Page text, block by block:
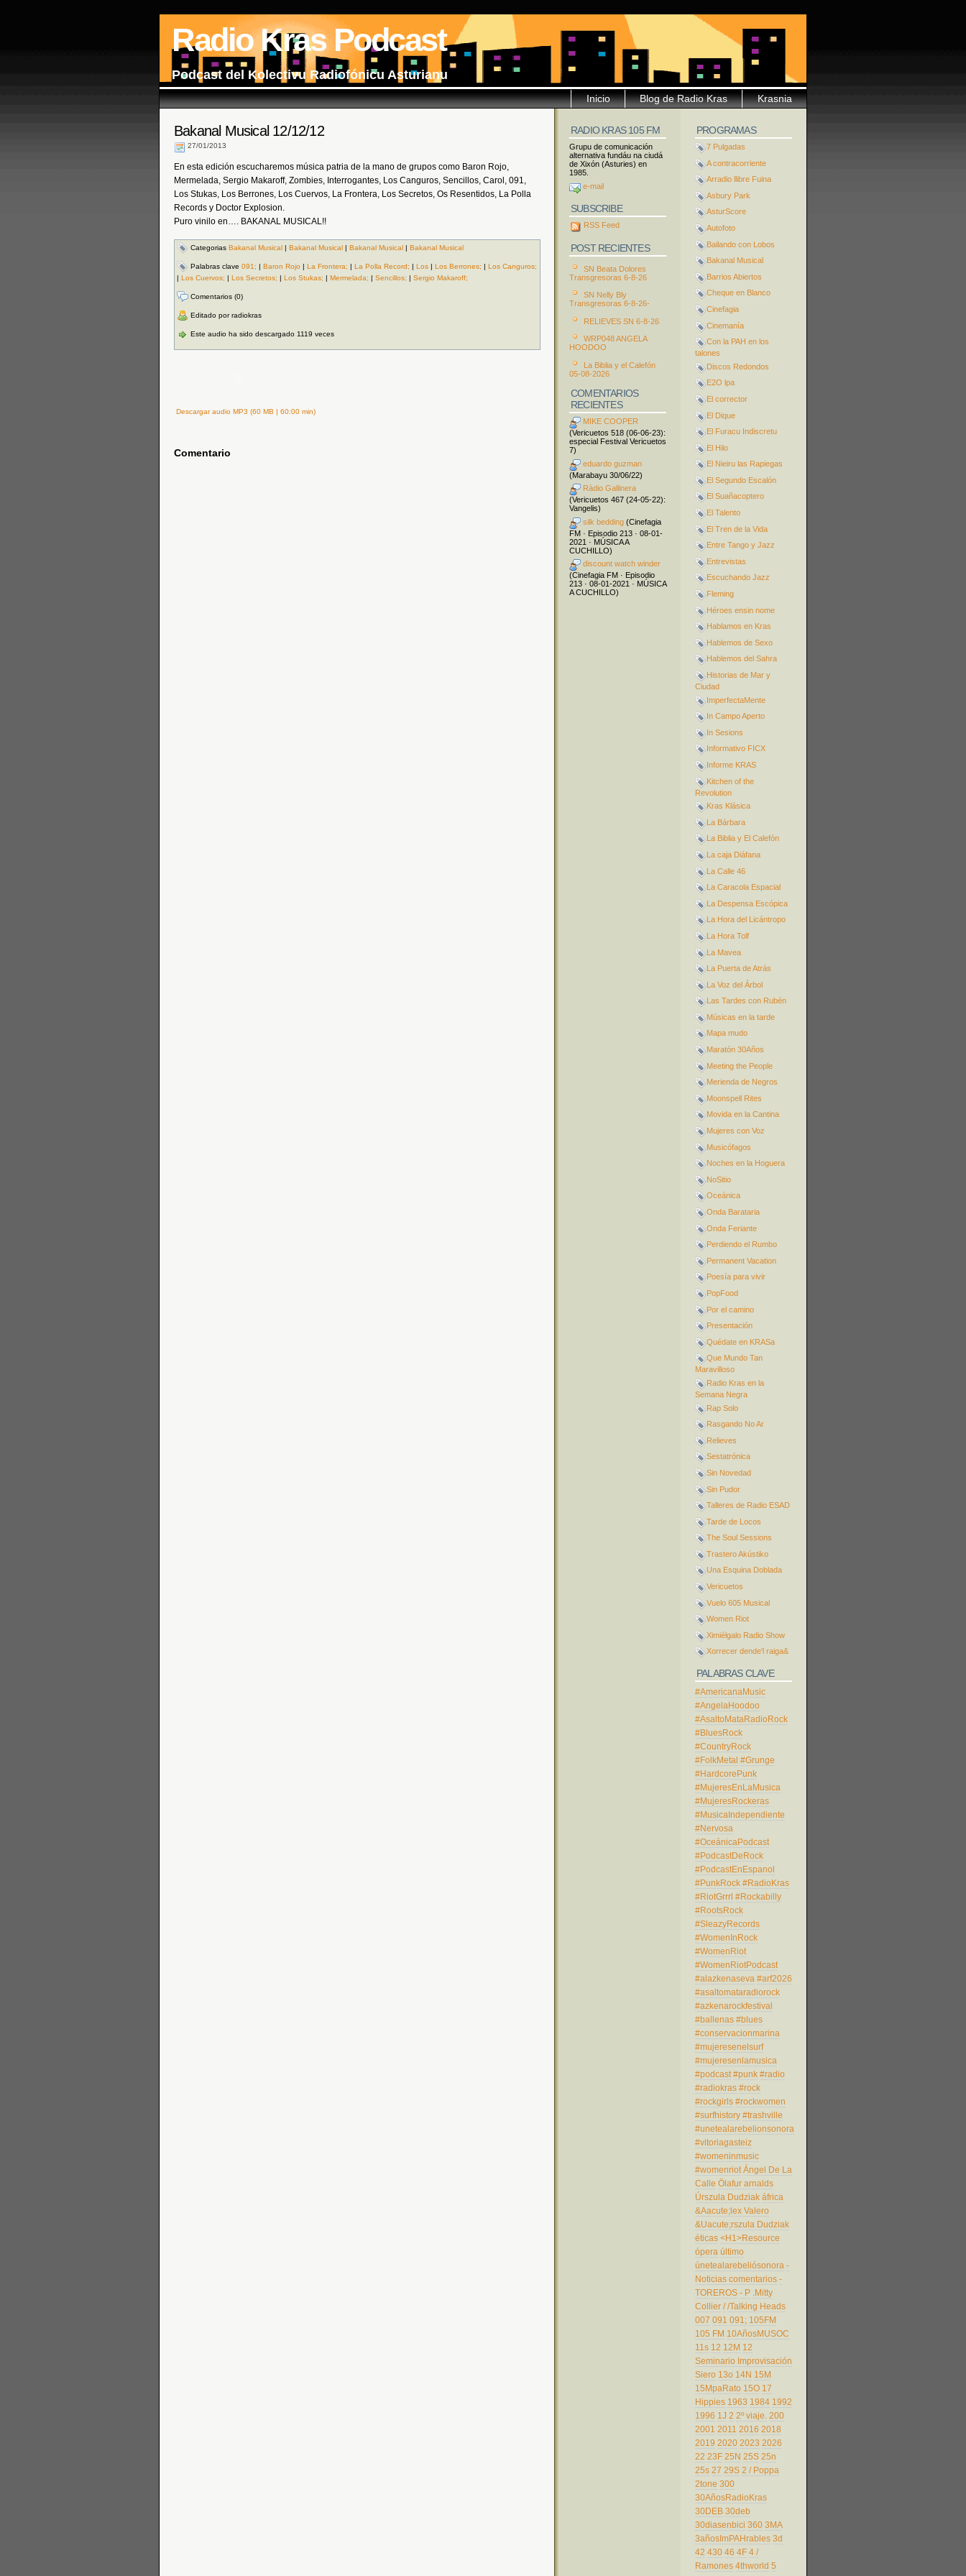
Radio Kras Podcast
Podcast del Kolectivu Radiofónicu Asturianu
Krasnia
Blog de Radio Kras
Inicio
Bakanal Musical 12/12/12
27/01/2013
En esta edición escucharemos música patria de la mano de grupos como Baron Rojo,
Mermelada, Sergio Makaroff, Zombies, Interrogantes, Los Canguros, Sencillos, Carol, 091,
Los Stukas, Los Berrones, Los Cuervos, La Frontera, Los Secretos, Os Resentidos, La Polla
Records y Doctor Explosion.
Puro vinilo en…. BAKANAL MUSICAL!!
Categorias Bakanal Musical | Bakanal Musical | Bakanal Musical | Bakanal Musical
Palabras clave 091; | Baron Rojo | La Frontera; | La Polla Record; | Los | Los Berrones; | Los Canguros;
| Los Cuervos; | Los Secretos; | Los Stukas; | Mermelada; | Sencillos; | Sergio Makaroff;
Comentarios (0)
Editado por radiokras
Este audio ha sido descargado 1119 veces
Descargar audio MP3 (60 MB | 60:00 min)
Comentario
PROGRAMAS
7 Pulgadas
A contracorriente
Arradio llibre Fuina
Asbury Park
AsturScore
Autofoto
Bailando con Lobos
Bakanal Musical
Barrios Abiertos
Cheque en Blanco
Cinefagia
Cinemanía
Con la PAH en los
talones
Discos Redondos
E2O lpa
El corrector
El Dique
El Furacu Indiscretu
El Hilo
El Nieiru las Rapiegas
El Segundo Escalón
El Suañacoptero
El Talento
El Tren de la Vida
Entre Tango y Jazz
Entrevistas
Escuchando Jazz
Fleming
Héroes ensin nome
Hablamos en Kras
Hablemos de Sexo
Hablemos del Sahra
Historias de Mar y
Ciudad
ImperfectaMente
In Campo Aperto
In Sesions
Informativo FICX
Informe KRAS
Kitchen of the
Revolution
Kras Klásica
La Bárbara
La Biblia y El Calefón
La caja Diáfana
La Calle 46
La Caracola Espacial
La Despensa Escópica
La Hora del Licántropo
La Hora Tolf
La Mavea
La Puerta de Atrás
La Voz del Árbol
Las Tardes con Rubén
Músicas en la tarde
Mapa mudo
Maratón 30Años
Meeting the People
Merienda de Negros
Moonspell Rites
Movida en la Cantina
Mujeres con Voz
Musicófagos
Noches en la Hoguera
NoSitio
Oceánica
Onda Barataria
Onda Feriante
Perdiendo el Rumbo
Permanent Vacation
Poesía para vivir
PopFood
Por el camino
Presentación
Quédate en KRASa
Que Mundo Tan
Maravilloso
Radio Kras en la
Semana Negra
Rap Solo
Rasgando No Ar
Relieves
Sestatrónica
Sin Novedad
Sin Pudor
Talleres de Radio ESAD
Tarde de Locos
The Soul Sessions
Trastero Akústiko
Una Esquina Doblada
Vericuetos
Vuelo 605 Musical
Women Riot
Ximiélgalo Radio Show
Xorrecer dende'l raiga&
PALABRAS CLAVE
#AmericanaMusic
#AngelaHoodoo
#AsaltoMataRadioRock
#BluesRock
#CountryRock
#FolkMetal #Grunge
#HardcorePunk
#MujeresEnLaMusica
#MujeresRockeras
#MusicaIndependiente
#Nervosa
#OceánicaPodcast
#PodcastDeRock
#PodcastEnEspanol
#PunkRock #RadioKras
#RiotGrrrl #Rockabilly
#RootsRock
#SleazyRecords
#WomenInRock
#WomenRiot
#WomenRiotPodcast
#alazkenaseva #arf2026
#asaltomataradiorock
#azkenarockfestival
#ballenas #blues
#conservacionmarina
#mujeresenelsurf
#mujeresenlamusica
#podcast #punk #radio
#radiokras #rock
#rockgirls #rockwomen
#surfhistory #trashville
#unetealarebelionsonora
#vitoriagasteiz
#womeninmusic
#womenriot Ángel De La
Calle Ölafur arnalds
Úrszula Dudziak áfrica
&Aacute;lex Valero
&Uacute;rszula Dudziak
éticas <H1>Resource
ópera último
únetealarebeliósonora -
Noticias comentarios -
TOREROS - P .Mitty
Collier / /Talking Heads
007 091 091; 105FM
105 FM 10AñosMUSOC
11s 12 12M 12
Seminario Improvisación
Siero 13o 14N 15M
15MpaRato 15O 17
Hippies 1963 1984 1992
1996 1J 2 2º viaje. 200
2001 2011 2016 2018
2019 2020 2023 2026
22 23F 25N 25S 25n
25s 27 29S 2 / Poppa
2tone 300
30AñosRadioKras
30DEB 30deb
30diasenbici 360 3MA
3añosImPAHrables 3d
42 430 46 4F 4 /
Ramones 4thworld 5
RADIO KRAS 105 FM
Grupu de comunicación
alternativa fundáu na ciudá
de Xixón (Asturies) en
1985.
e-mail
SUBSCRIBE
RSS Feed
POST RECIENTES
SN Beata Dolores
Transgresoras 6-8-26
SN Nelly Bly
Transgresoras 6-8-26-
RELIEVES SN 6-8-26
WRP048 ANGELA
HOODOO
La Biblia y el Calefón
05-08-2026
COMENTARIOS
RECIENTES
MIKE COOPER
(Vericuetos 518 (06-06-23):
especial Festival Vericuetos
7)
eduardo guzman
(Marabayu 30/06/22)
Ràdio Gallinera
(Vericuetos 467 (24-05-22):
Vangelis)
silk bedding (Cinefagia
FM · Episodio 213 · 08-01-
2021 · MÚSICA A
CUCHILLO)
discount watch winder
(Cinefagia FM · Episodio
213 · 08-01-2021 · MÚSICA
A CUCHILLO)